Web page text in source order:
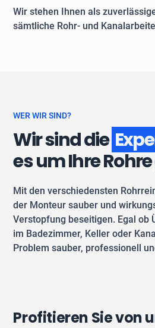
Wir stehen Ihnen als
sämtliche Rohr- und
WER WIR SIND?
Wir sind die
es um Ihre
Mit den verschiedensten
der Monteur sauber und
Verstopfung beseitigen. Egal ob
im Badezimmer, Keller oder
Problem sauber, professionell
Profitieren Sie von